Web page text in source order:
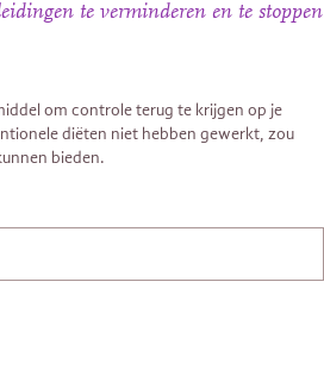
te verminderen en te stoppen
om controle terug te krijgen op je
diëten niet hebben gewerkt, zou
bieden.